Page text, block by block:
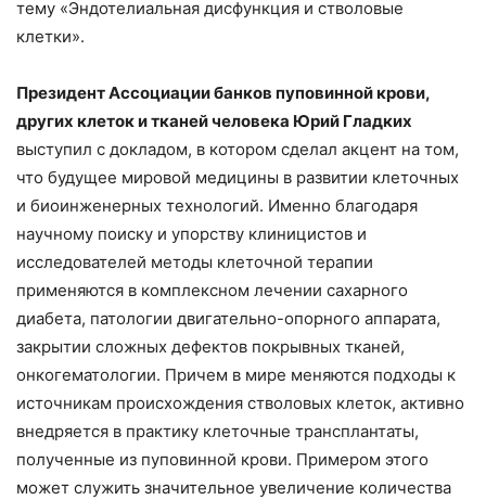
тему «Эндотелиальная дисфункция и стволовые
клетки».
Президент Ассоциации банков пуповинной крови,
других клеток и тканей человека Юрий Гладких
выступил с докладом, в котором сделал акцент на том,
что будущее мировой медицины в развитии клеточных
и биоинженерных технологий. Именно благодаря
научному поиску и упорству клиницистов и
исследователей методы клеточной терапии
применяются в комплексном лечении сахарного
диабета, патологии двигательно-опорного аппарата,
закрытии сложных дефектов покрывных тканей,
онкогематологии. Причем в мире меняются подходы к
источникам происхождения стволовых клеток, активно
внедряется в практику клеточные трансплантаты,
полученные из пуповинной крови. Примером этого
может служить значительное увеличение количества